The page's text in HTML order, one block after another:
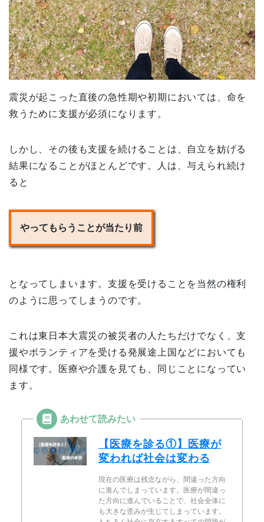
震災が起こった直後の急性期や初期においては、命を
救うために支援が必須になります。
しかし、その後も支援を続けることは、自立を妨げる
結果になることがほとんどです。人は、与えられ続け
ると
やってもらうことが当たり前
となってしまいます。支援を受けることを当然の権利
のように思ってしまうのです。
これは東日本大震災の被災者の人たちだけでなく、支
援やボランティアを受ける発展途上国などにおいても
同様です。医療や介護を見ても、同じことになってい
ます。
【医療を診る①】医療が
変われば社会は変わる
現在の医療は残念ながら、間違った方向
に進んでしまっています。医療が間違っ
た方向に進んでいることで、社会全体に
も大きな歪みが生じてしまっています。